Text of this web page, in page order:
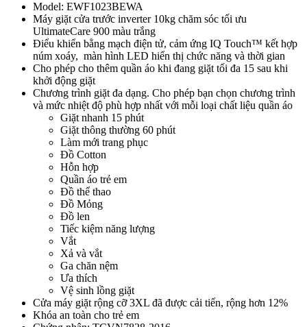
Model: EWF1023BEWA
Máy giặt cửa trước inverter 10kg chăm sóc tối ưu
UltimateCare 900 màu trắng
Điểu khiển bằng mạch điện tử, cảm ứng IQ Touch™ kết hợp
núm xoáy, màn hình LED hiển thị chức năng và thời gian
Cho phép cho thêm quần áo khi đang giặt tối đa 15 sau khi
khởi động giặt
Chương trình giặt đa dạng. Cho phép bạn chọn chương trình
và mức nhiệt độ phù hợp nhất với mỗi loại chất liệu quần áo
Giặt nhanh 15 phút
Giặt thông thường 60 phút
Làm mới trang phục
Đồ Cotton
Hỗn hợp
Quần áo trẻ em
Đồ thể thao
Đồ Mỏng
Đồ len
Tiếc kiệm năng lượng
Vắt
Xả và vắt
Ga chăn nệm
Ưa thích
Vệ sinh lồng giặt
Cửa máy giặt rộng cỡ 3XL đã được cải tiến, rộng hơn 12%
Khóa an toàn cho trẻ em